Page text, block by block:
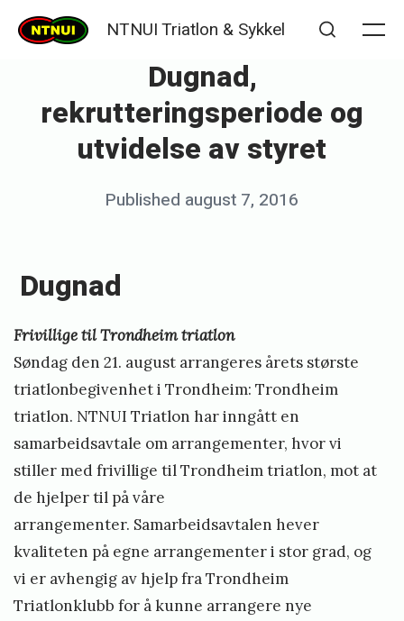
Skip
NTNUI Triatlon & Sykkel
Dugnad,
rekrutteringsperiode og
utvidelse av styret
Posted
Published august 7, 2016
t
i
S
t
i
s
Dugnad
Frivillige til Trondheim triatlon
Søndag den 21. august arrangeres årets største
triatlonbegivenhet i Trondheim: Trondheim
triatlon. NTNUI Triatlon har inngått en
samarbeidsavtale om arrangementer, hvor vi
stiller med frivillige til Trondheim triatlon, mot at
de hjelper til på våre
arrangementer. Samarbeidsavtalen hever
kvaliteten på egne arrangementer i stor grad, og
vi er avhengig av hjelp fra Trondheim
Triatlonklubb for å kunne arrangere nye